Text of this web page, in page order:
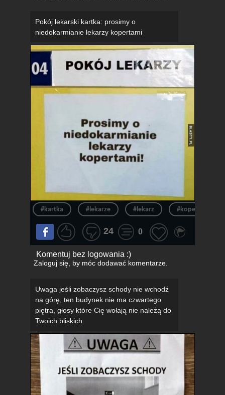
Pokój lekarski kartka: prosimy o
niedokarmianie lekarzy kopertami
#kartka #lekarze #lekarz #koperta
24 0
Komentuj bez logowania :)
Zaloguj się, by móc dodawać komentarze.
Uwaga jeśli zobaczysz schody nie wchodź
na górę, ten budynek nie ma czwartego
piętra, głosy które Cię wołają nie należą do
Twoich bliskich